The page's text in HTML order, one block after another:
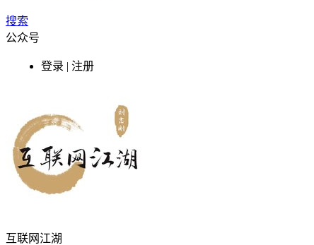
搜索
公众号
登录 | 注册
互联网江湖